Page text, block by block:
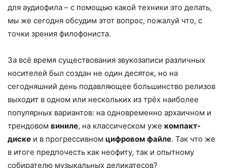
для аудиофила – с помощью какой техники это делать,
мы же сегодня обсудим этот вопрос, пожалуй что, с
точки зрения филофониста.
За всё время существования звукозаписи различных
носителей был создан не один десяток, но на
сегодняшний день подавляющее большинство релизов
выходит в одном или нескольких из трёх наиболее
популярных вариантов: на одновременно архаичном и
трендовом виниле, на классическом уже компакт-
диске и в прогрессивном цифровом файле. Так что же
в итоге предпочесть как неофиту, так и опытному
собирателю музыкальных деликатесов?